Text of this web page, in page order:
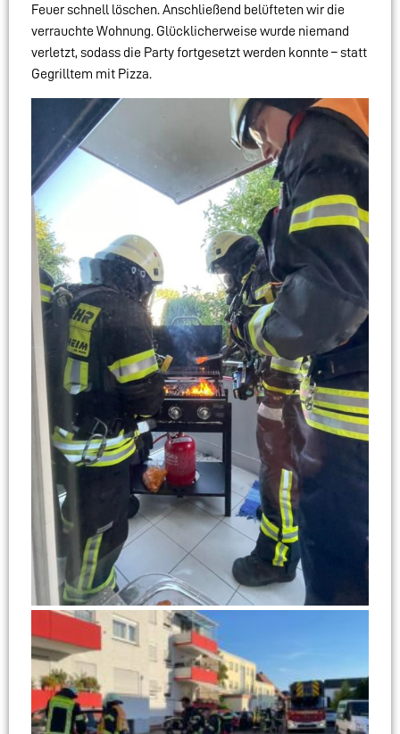
Feuer schnell löschen. Anschließend belüfteten wir die
verrauchte Wohnung. Glücklicherweise wurde niemand
verletzt, sodass die Party fortgesetzt werden konnte – statt
Gegrilltem mit Pizza.